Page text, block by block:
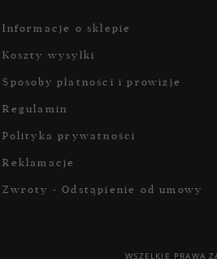
Informacje o sklepie
Koszty wysyłki
Sposoby płatności i prowizje
Regulamin
Polityka prywatności
Reklamacje
Zwroty - Odstąpienie od umowy
WSZELKIE PRAWA